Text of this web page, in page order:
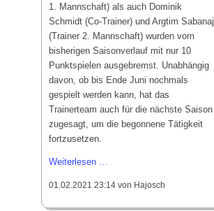
Jugend
Alte Herren
Schiedsrichter
Badminton
Laufgruppe
SVH Reisegruppe
Projekte
Stadionsanierung 2020
Kunstrasen 2010
1. Mannschaft) als auch Dominik
Schmidt (Co-Trainer) und Argtim Sabanaj
(Trainer 2. Mannschaft) wurden vom
bisherigen Saisonverlauf mit nur 10
Punktspielen ausgebremst. Unabhängig
davon, ob bis Ende Juni nochmals
gespielt werden kann, hat das
Trainerteam auch für die nächste Saison
zugesagt, um die begonnene Tätigkeit
fortzusetzen.
Weiterlesen …
verlängert
mit
01.02.2021 23:14 von Hajosch